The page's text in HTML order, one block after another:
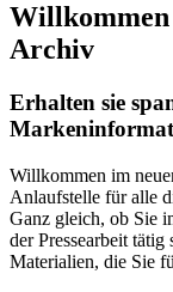
Willkommen
Archiv
Erhalten sie
Willkommen im
Anlaufstelle für alle
Ganz gleich, ob Sie
der Pressearbeit
Materialien, die Sie